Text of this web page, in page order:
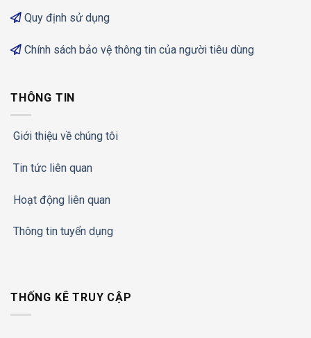
Quy định sử dụng
Chính sách bảo vệ thông tin của người tiêu dùng
THÔNG TIN
Giới thiệu về chúng tôi
Tin tức liên quan
Hoạt động liên quan
Thông tin tuyển dụng
THỐNG KÊ TRUY CẬP